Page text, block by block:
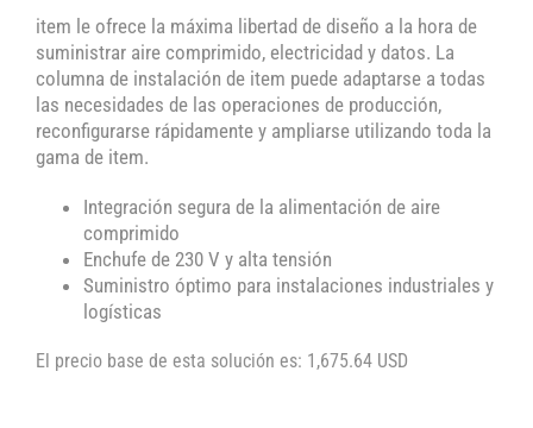
item le ofrece la máxima libertad de diseño a la hora de
suministrar aire comprimido, electricidad y datos. La
columna de instalación de item puede adaptarse a todas
las necesidades de las operaciones de producción,
reconfigurarse rápidamente y ampliarse utilizando toda la
gama de item.
Integración segura de la alimentación de aire
comprimido
Enchufe de 230 V y alta tensión
Suministro óptimo para instalaciones industriales y
logísticas
El precio base de esta solución es: 1,675.64 USD